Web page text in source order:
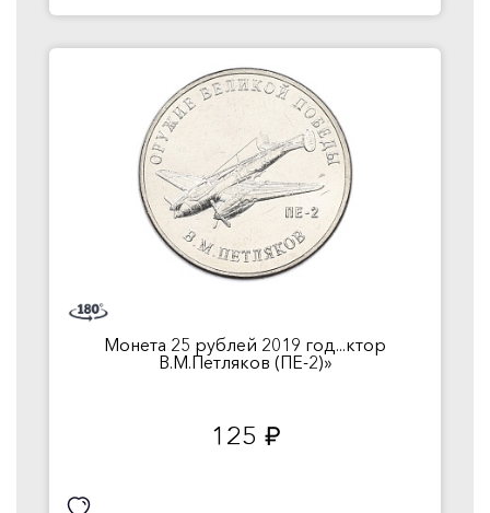
Монета 25 рублей 2019 год...ктор
В.М.Петляков (ПЕ-2)»
125 руб.